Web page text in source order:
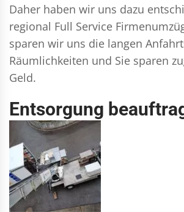
Daher haben wir uns dazu
regional Full Service
sparen wir uns die langen
Räumlichkeiten und Sie sparen
Geld.
Entsorgung